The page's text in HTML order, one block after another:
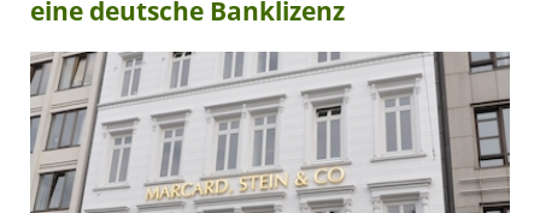
eine deutsche Banklizenz